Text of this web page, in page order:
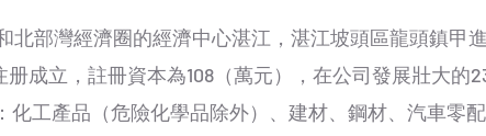
部灣經濟圈的經濟中心湛江，湛江坡頭區龍頭鎮甲
成立，註冊資本為108（萬元），在公司發展壯大的
工產品（危險化學品除外）、建材、鋼材、汽車零